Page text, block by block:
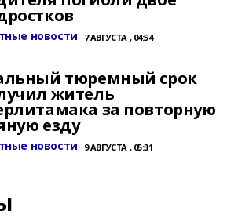
новости 7 АВГУСТА , 04:54
тюремный срок
житель
за повторную
езду
новости 9 АВГУСТА , 05:31